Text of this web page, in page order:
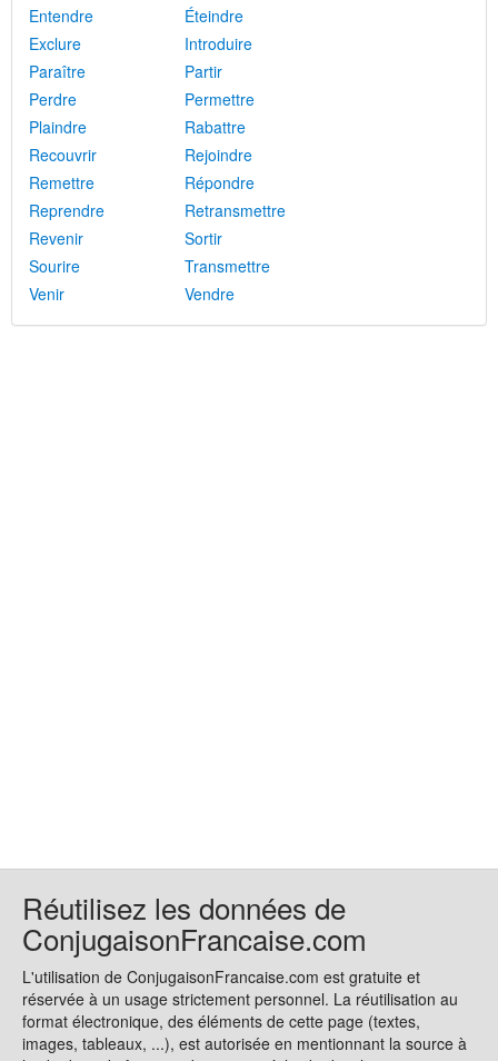
Entendre
Éteindre
Exclure
Introduire
Paraître
Partir
Perdre
Permettre
Plaindre
Rabattre
Recouvrir
Rejoindre
Remettre
Répondre
Reprendre
Retransmettre
Revenir
Sortir
Sourire
Transmettre
Venir
Vendre
Réutilisez les données de
ConjugaisonFrancaise.com
L'utilisation de ConjugaisonFrancaise.com est gratuite et
réservée à un usage strictement personnel. La réutilisation au
format électronique, des éléments de cette page (textes,
images, tableaux, ...), est autorisée en mentionnant la source à